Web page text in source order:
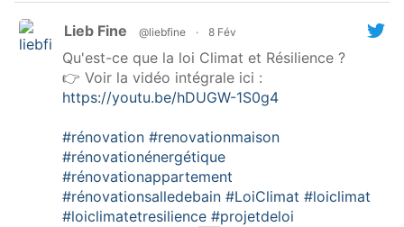
Lieb Fine @liebfine · 8 Fév
Qu'est-ce que la loi Climat et Résilience ?
👉 Voir la vidéo intégrale ici :
https://youtu.be/hDUGW-1S0g4
#rénovation #renovationmaison
#rénovationénergétique
#rénovationappartement
#rénovationsalledebain #LoiClimat #loiclimat
#loiclimatetresilience #projetdeloi